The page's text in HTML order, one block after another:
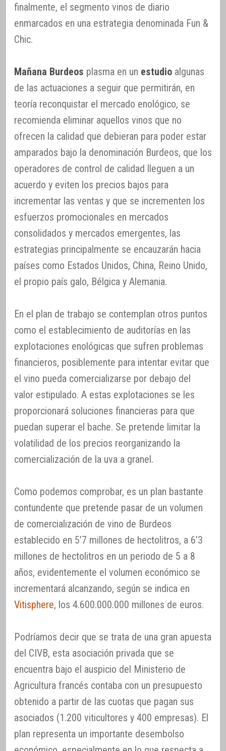
finalmente, el segmento vinos de diario
enmarcados en una estrategia denominada Fun &
Chic.
Mañana Burdeos plasma en un estudio algunas
de las actuaciones a seguir que permitirán, en
teoría reconquistar el mercado enológico, se
recomienda eliminar aquellos vinos que no
ofrecen la calidad que debieran para poder estar
amparados bajo la denominación Burdeos, que los
operadores de control de calidad lleguen a un
acuerdo y eviten los precios bajos para
incrementar las ventas y que se incrementen los
esfuerzos promocionales en mercados
consolidados y mercados emergentes, las
estrategias principalmente se encauzarán hacia
países como Estados Unidos, China, Reino Unido,
el propio país galo, Bélgica y Alemania.
En el plan de trabajo se contemplan otros puntos
como el establecimiento de auditorías en las
explotaciones enológicas que sufren problemas
financieros, posiblemente para intentar evitar que
el vino pueda comercializarse por debajo del
valor estipulado. A estas explotaciones se les
proporcionará soluciones financieras para que
puedan superar el bache. Se pretende limitar la
volatilidad de los precios reorganizando la
comercialización de la uva a granel.
Como podemos comprobar, es un plan bastante
contundente que pretende pasar de un volumen
de comercialización de vino de Burdeos
establecido en 5’7 millones de hectolitros, a 6’3
millones de hectolitros en un periodo de 5 a 8
años, evidentemente el volumen económico se
incrementará alcanzando, según se indica en
Vitisphere, los 4.600.000.000 millones de euros.
Podríamos decir que se trata de una gran apuesta
del CIVB, esta asociación privada que se
encuentra bajo el auspicio del Ministerio de
Agricultura francés contaba con un presupuesto
obtenido a partir de las cuotas que pagan sus
asociados (1.200 viticultores y 400 empresas). El
plan representa un importante desembolso